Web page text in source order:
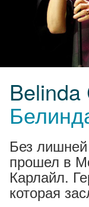
Belinda
Без
прошел в
Карлайл.
которая